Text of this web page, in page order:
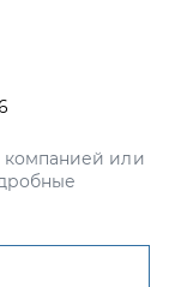
компанией или